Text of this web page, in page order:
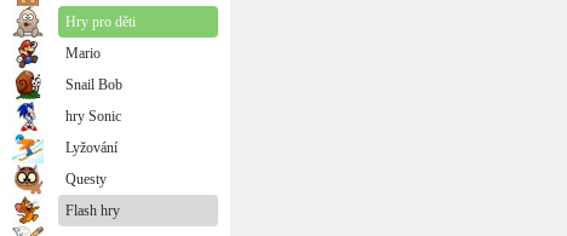
Hry pro děti
Mario
Snail Bob
hry Sonic
Lyžování
Questy
Flash hry